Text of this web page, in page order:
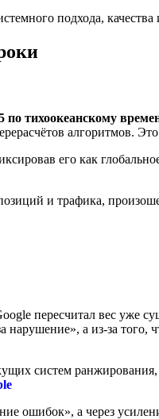
подхода,
по тихоокеанскому
алгоритмов. Это
его как
и трафика,
пересчитал вес уже
нарушение», а из-за
систем
ошибок», а через